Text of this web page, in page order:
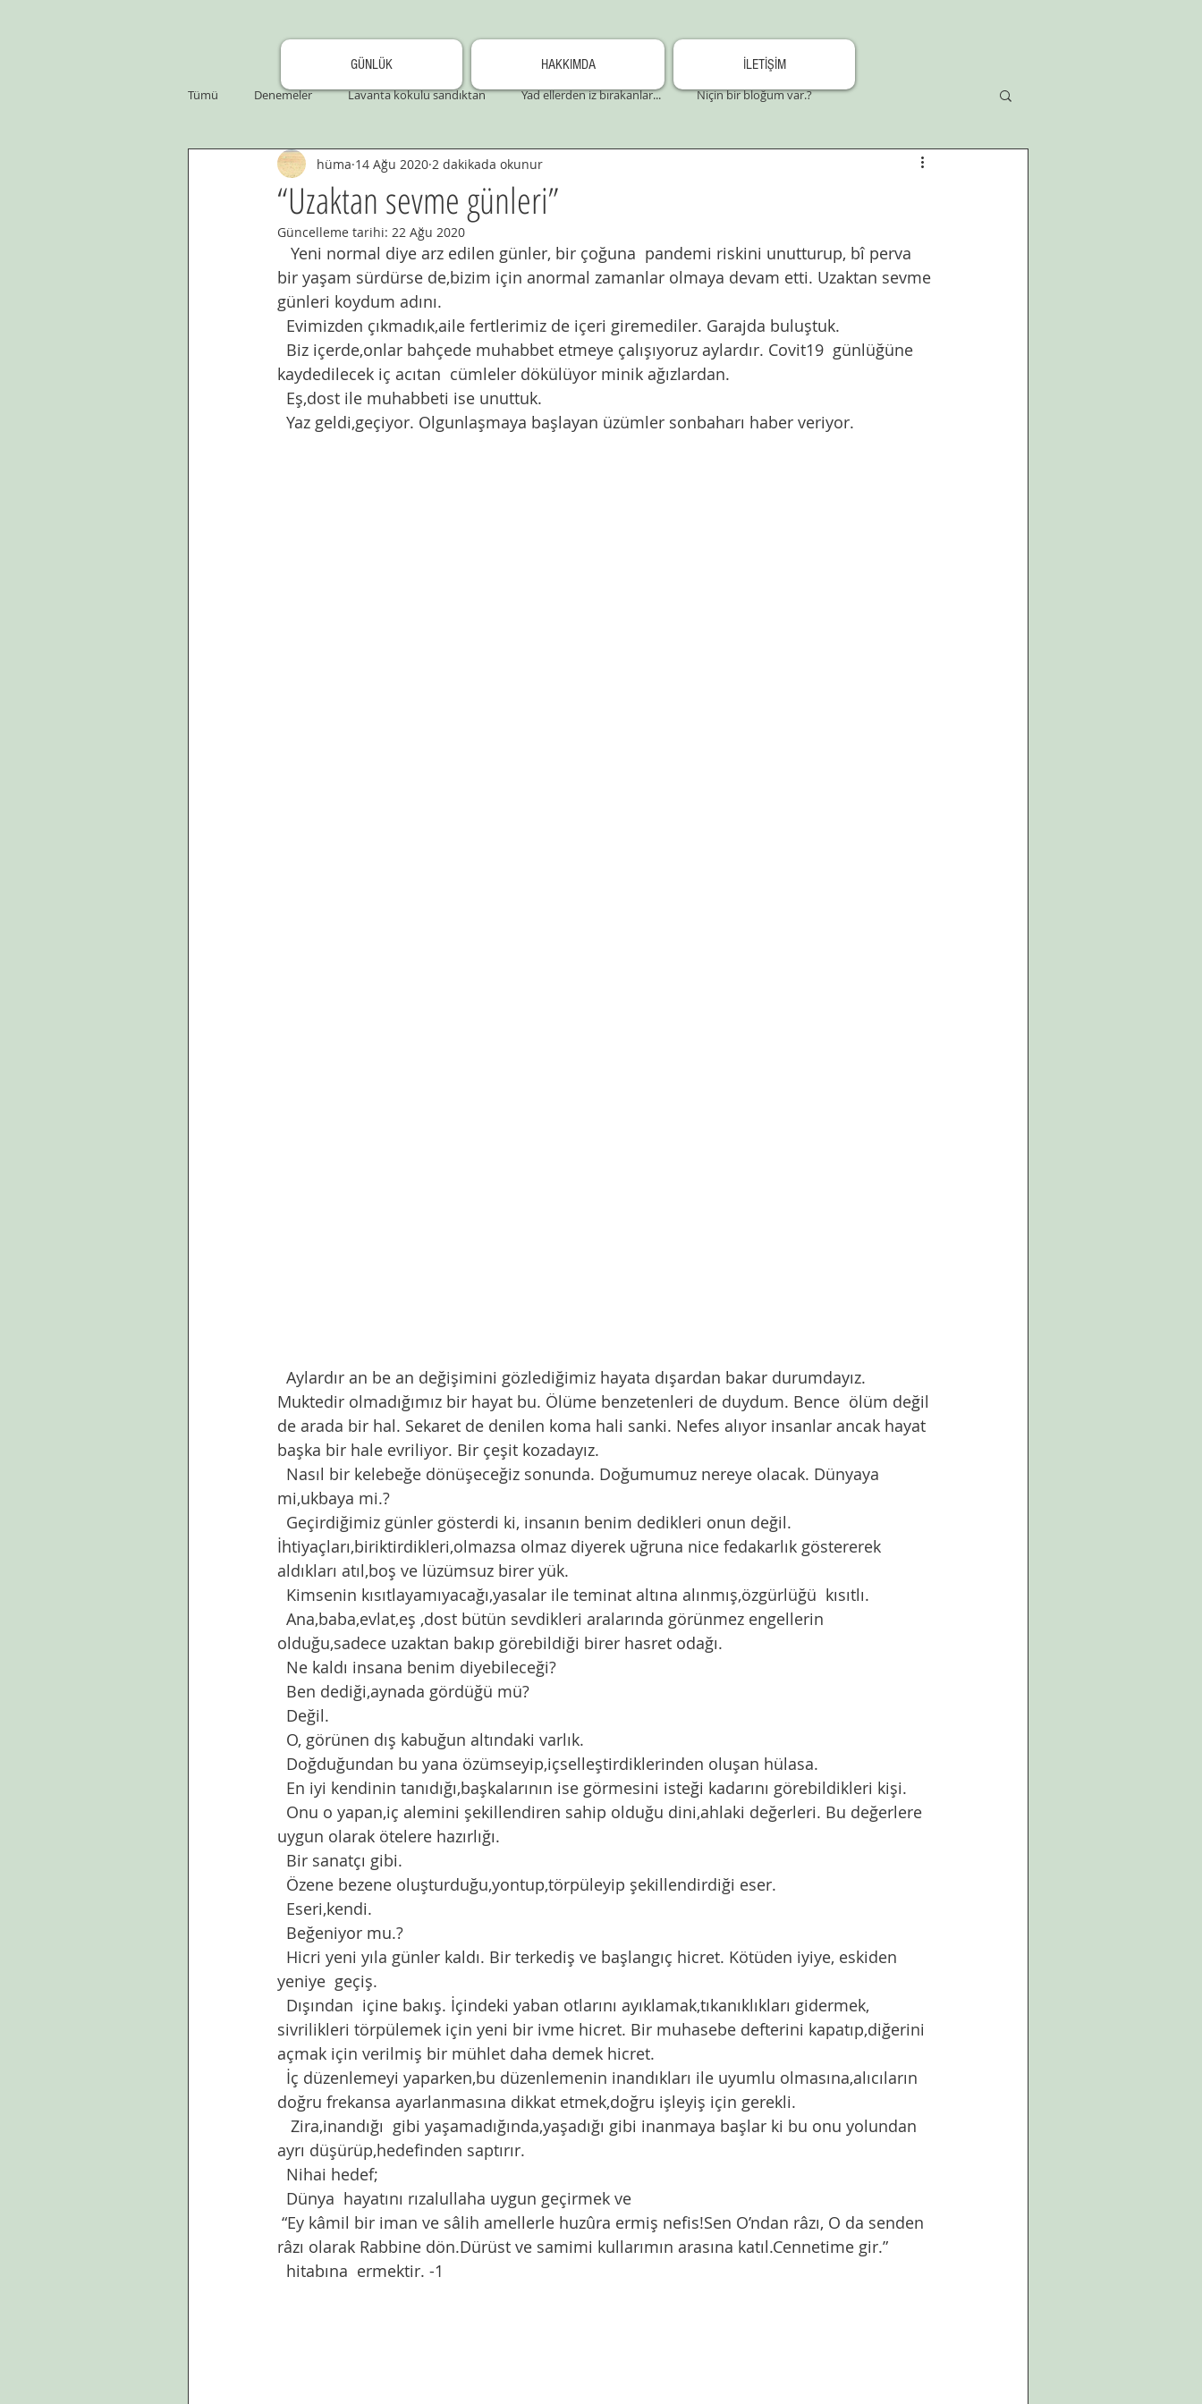
GÜNLÜK HAKKIMDA
İLETİŞİM
Tümü
Denemeler Lavanta kokulu sandıktan Yad ellerden iz bırakanlar... Niçin bir bloğum var.?
“Uzaktan sevme günleri”
hüma 14 Ağu 2020 2 dakikada okunur
Güncelleme tarihi: 22 Ağu 2020
bir yaşam sürdürse de,bizim için anormal zamanlar olmaya devam etti. Uzaktan sevme
günleri koydum adını.
  Evimizden çıkmadık,aile fertlerimiz de içeri giremediler. Garajda buluştuk.
kaydedilecek iç acıtan  cümleler dökülüyor minik ağızlardan.
  Eş,dost ile muhabbeti ise unuttuk.
  Yaz geldi,geçiyor. Olgunlaşmaya başlayan üzümler sonbaharı haber veriyor.
Muktedir olmadığımız bir hayat bu. Ölüme benzetenleri de duydum. Bence  ölüm değil
de arada bir hal. Sekaret de denilen koma hali sanki. Nefes alıyor insanlar ancak hayat
başka bir hale evriliyor. Bir çeşit kozadayız.
mi,ukbaya mi.?
İhtiyaçları,biriktirdikleri,olmazsa olmaz diyerek uğruna nice fedakarlık göstererek
aldıkları atıl,boş ve lüzümsuz birer yük.
  Kimsenin kısıtlayamıyacağı,yasalar ile teminat altına alınmış,özgürlüğü  kısıtlı.
olduğu,sadece uzaktan bakıp görebildiği birer hasret odağı.
  Ne kaldı insana benim diyebileceği?
  Ben dediği,aynada gördüğü mü?
  Değil.
  O, görünen dış kabuğun altındaki varlık.
  Doğduğundan bu yana özümseyip,içselleştirdiklerinden oluşan hülasa.
  En iyi kendinin tanıdığı,başkalarının ise görmesini isteği kadarını görebildikleri kişi.
uygun olarak ötelere hazırlığı.
  Bir sanatçı gibi.
  Özene bezene oluşturduğu,yontup,törpüleyip şekillendirdiği eser.
  Eseri,kendi.
  Beğeniyor mu.?
yeniye  geçiş.
sivrilikleri törpülemek için yeni bir ivme hicret. Bir muhasebe defterini kapatıp,diğerini
açmak için verilmiş bir mühlet daha demek hicret.
doğru frekansa ayarlanmasına dikkat etmek,doğru işleyiş için gerekli.
ayrı düşürüp,hedefinden saptırır.
  Nihai hedef;
  Dünya  hayatını rızalullaha uygun geçirmek ve
râzı olarak Rabbine dön.Dürüst ve samimi kullarımın arasına katıl.Cennetime gir.”
  hitabına  ermektir. -1